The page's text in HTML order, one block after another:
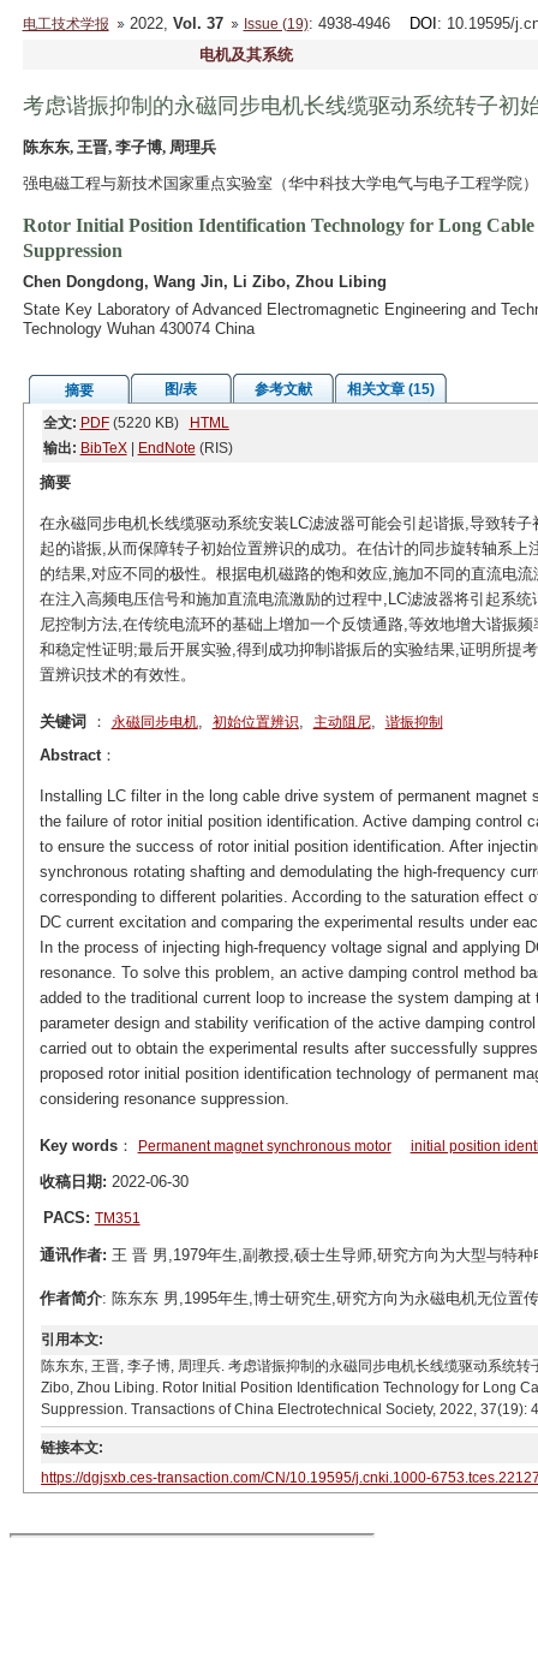
电工技术学报 2022, Vol. 37 Issue (19): 4938-4946 DOI : 10.19595/
电机及其系统
考虑谐振抑制的永磁同步电机长线缆驱动系统转子初
陈东东, 王晋, 李子博, 周理兵
强电磁工程与新技术国家重点实验室（华中科技大学电气与电子工程学院
Rotor Initial Position Identification Technology for Long
Suppression
Chen Dongdong, Wang Jin, Li Zibo, Zhou Libing
State Key Laboratory of Advanced Electromagnetic Engineering and
Technology Wuhan 430074 China
摘要 图/表 参考文献
相关文章 (15)
全文: PDF(5220 KB)
HTML
输出: BibTeX| EndNote (RIS)
摘要
在永磁同步电机长线缆驱动系统安装LC滤波器可能会引起谐振,导致转
起的谐振,从而保障转子初始位置辨识的成功。在估计的同步旋转轴系
的结果,对应不同的极性。根据电机磁路的饱和效应,施加不同的直流电
在注入高频电压信号和施加直流电流激励的过程中,LC滤波器将引起系
尼控制方法,在传统电流环的基础上增加一个反馈通路,等效地增大谐振
和稳定性证明;最后开展实验,得到成功抑制谐振后的实验结果,证明所提
置辨识技术的有效性。
关键词 ： 永磁同步电机, 初始位置辨识, 主动阻尼, 谐振抑制
Abstract：
Installing LC filter in the long cable drive system of permanent
the failure of rotor initial position identification. Active damping control
to ensure the success of rotor initial position identification. After
synchronous rotating shafting and demodulating the high-frequency
corresponding to different polarities. According to the saturation effect
DC current excitation and comparing the experimental results under
In the process of injecting high-frequency voltage signal and applying
resonance. To solve this problem, an active damping control method
added to the traditional current loop to increase the system damping
parameter design and stability verification of the active damping
carried out to obtain the experimental results after successfully
proposed rotor initial position identification technology of permanent
considering resonance suppression.
Key words： Permanent magnet synchronous motor initial position
收稿日期: 2022-06-30
PACS: TM351
通讯作者: 王 晋 男,1979年生,副教授,硕士生导师,研究方向为大型与特
作者简介: 陈东东 男,1995年生,博士研究生,研究方向为永磁电机无位置
引用本文:
陈东东, 王晋, 李子博, 周理兵. 考虑谐振抑制的永磁同步电机长线缆驱动系统
Zibo, Zhou Libing. Rotor Initial Position Identification Technology for Long
Suppression. Transactions of China Electrotechnical Society, 2022, 37(19):
链接本文:
https://dgjsxb.ces-transaction.com/CN/10.19595/j.cnki.1000-